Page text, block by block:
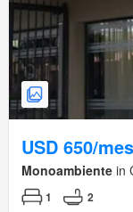
USD 650/mes
Monoambiente in
1
2